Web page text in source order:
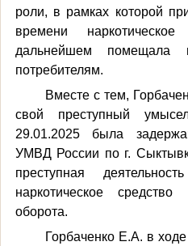
роли, в рамках которой
времени
дальнейшем
потребителям.
Вместе с тем,
свой преступный
29.01.2025 была
УМВД России по г.
преступная
наркотическое
оборота.
Горбаченко Е.А. в